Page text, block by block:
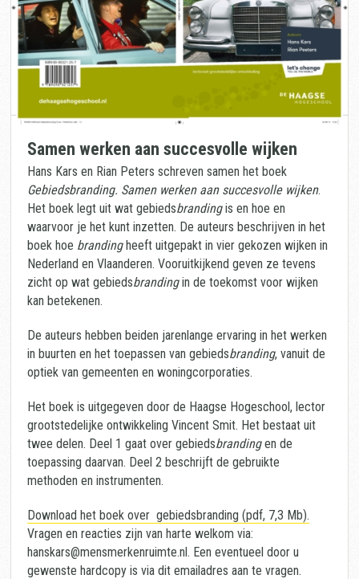
Samen werken aan succesvolle wijken
Hans Kars en Rian Peters schreven samen het boek
Gebiedsbranding. Samen werken aan succesvolle wijken.
Het boek legt uit wat gebiedsbrandingis en hoe en
waarvoor je het kunt inzetten. De auteurs beschrijven in het
boek hoe brandingheeft uitgepakt in vier gekozen wijken in
Nederland en Vlaanderen. Vooruitkijkend geven ze tevens
zicht op wat gebiedsbrandingin de toekomst voor wijken
kan betekenen.
De auteurs hebben beiden jarenlange ervaring in het werken
in buurten en het toepassen van gebiedsbranding, vanuit de
optiek van gemeenten en woningcorporaties.
Het boek is uitgegeven door de Haagse Hogeschool, lector
grootstedelijke ontwikkeling Vincent Smit. Het bestaat uit
twee delen. Deel 1 gaat over gebiedsbrandingen de
toepassing daarvan. Deel 2 beschrijft de gebruikte
methoden en instrumenten.
Download het boek over gebiedsbranding (pdf, 7,3 Mb).
Vragen en reacties zijn van harte welkom via:
hanskars@mensmerkenruimte.nl. Een eventueel door u
gewenste hardcopy is via dit emailadres aan te vragen.